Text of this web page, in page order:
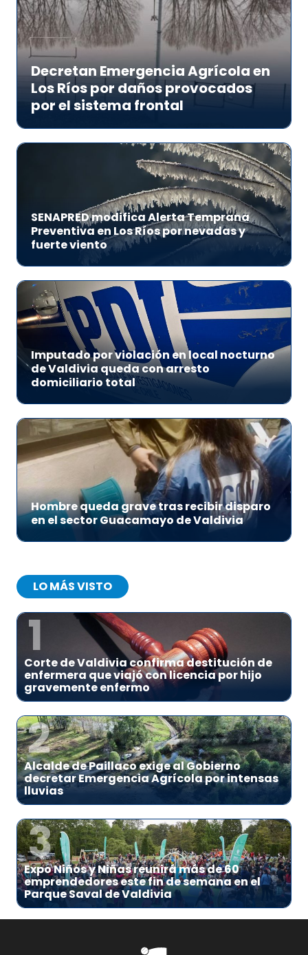
Decretan Emergencia Agrícola en
Los Ríos por daños provocados
por el sistema frontal
SENAPRED modifica Alerta Temprana
Preventiva en Los Ríos por nevadas y
fuerte viento
Imputado por violación en local nocturno
de Valdivia queda con arresto
domiciliario total
Hombre queda grave tras recibir disparo
en el sector Guacamayo de Valdivia
LO MÁS VISTO
1
Corte de Valdivia confirma destitución de
enfermera que viajó con licencia por hijo
gravemente enfermo
2
Alcalde de Paillaco exige al Gobierno
decretar Emergencia Agrícola por intensas
lluvias
3
Expo Niños y Niñas reunirá más de 60
emprendedores este fin de semana en el
Parque Saval de Valdivia